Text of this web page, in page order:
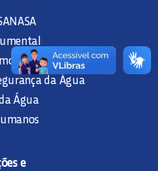
CONSUMO DE ÁGUA E
da Água
Água
e